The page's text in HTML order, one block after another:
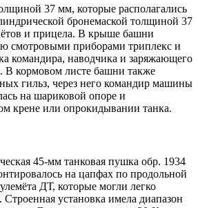
37 мм, которые располагались
бронемаской толщиной 37
и прицела. В крыше башни
смотровыми приборами триплекс и
командира, наводчика и заряжающего
В кормовом листе башни также
гильз, через него командир машины
на шариковой опоре и
крене или опрокидывании танка.
45-мм танковая пушка обр. 1934
на цапфах по продольной
ДТ, которые могли легко
Строенная установка имела диапазон